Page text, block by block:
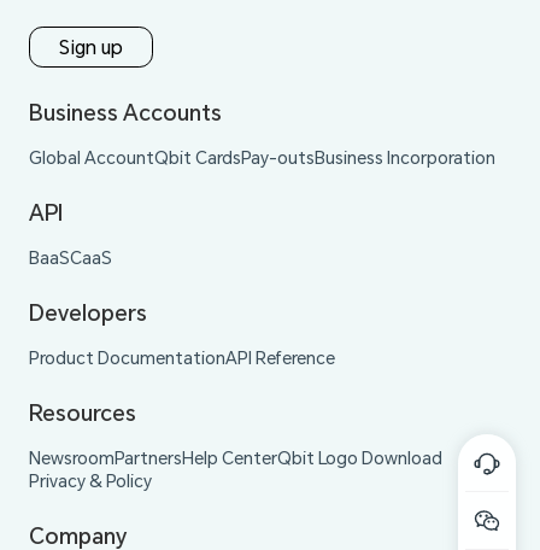
Sign up
Business Accounts
Global AccountQbit CardsPay-outsBusiness Incorporation
API
BaaSCaaS
Developers
Product DocumentationAPI Reference
Resources
NewsroomPartnersHelp CenterQbit Logo Download
Privacy & Policy
Company